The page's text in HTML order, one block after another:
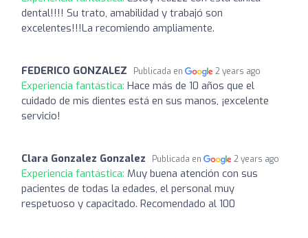
dental!!!! Su trato, amabilidad y trabajó son
excelentes!!!La recomiendo ampliamente.
FEDERICO GONZALEZ Publicada en 2 years ago
Experiencia fantástica: Hace más de 10 años que el
cuidado de mis dientes está en sus manos, ¡excelente
servicio!
Clara Gonzalez Gonzalez Publicada en 2 years ago
Experiencia fantástica: Muy buena atención con sus
pacientes de todas la edades, el personal muy
respetuoso y capacitado. Recomendado al 100